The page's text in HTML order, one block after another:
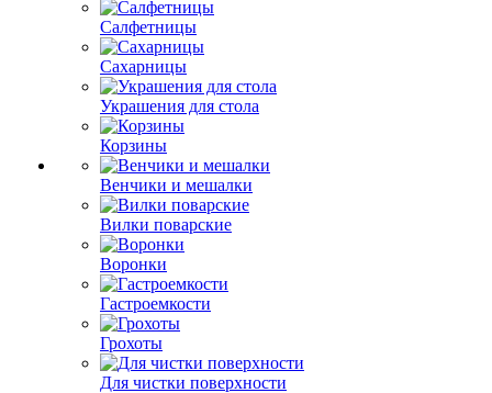
Салфетницы
Сахарницы
Украшения для стола
Корзины
Венчики и мешалки
Вилки поварские
Воронки
Гастроемкости
Грохоты
Для чистки поверхности